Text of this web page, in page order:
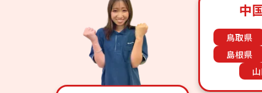
中
鳥取県
島根県